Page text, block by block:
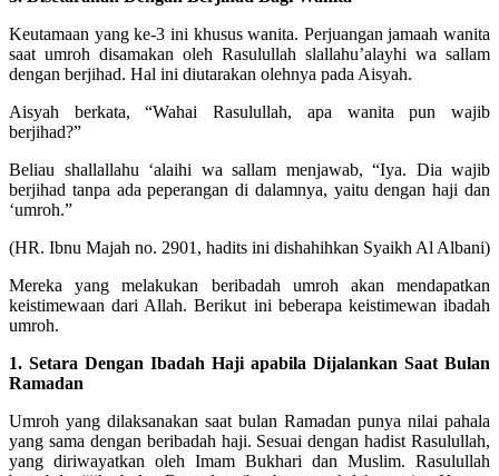
Keutamaan yang ke-3 ini khusus wanita. Perjuangan jamaah wanita
saat umroh disamakan oleh Rasulullah slallahu’alayhi wa sallam
dengan berjihad. Hal ini diutarakan olehnya pada Aisyah.
Aisyah berkata, “Wahai Rasulullah, apa wanita pun wajib
berjihad?”
Beliau shallallahu ‘alaihi wa sallam menjawab, “Iya. Dia wajib
berjihad tanpa ada peperangan di dalamnya, yaitu dengan haji dan
‘umroh.”
(HR. Ibnu Majah no. 2901, hadits ini dishahihkan Syaikh Al Albani)
Mereka yang melakukan beribadah umroh akan mendapatkan
keistimewaan dari Allah. Berikut ini beberapa keistimewan ibadah
umroh.
1. Setara Dengan Ibadah Haji apabila Dijalankan Saat Bulan
Ramadan
Umroh yang dilaksanakan saat bulan Ramadan punya nilai pahala
yang sama dengan beribadah haji. Sesuai dengan hadist Rasulullah,
yang diriwayatkan oleh Imam Bukhari dan Muslim. Rasulullah